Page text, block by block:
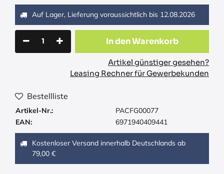
Auf Lager, Lieferung voraussichtlich bis 12.08.2026
In den Warenkorb
Artikel günstiger gesehen?
Leasing Rechner für Gewerbekunden
Bestellliste
Artikel-Nr.:
PACFG00077
EAN:
6971940409441
Kostenloser Versand innerhalb Deutschlands ab
79,00 €